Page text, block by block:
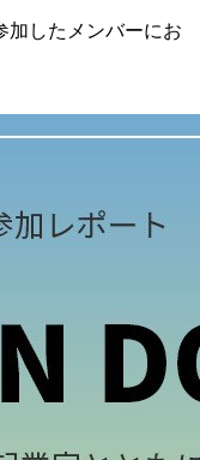
加したメンバーにお